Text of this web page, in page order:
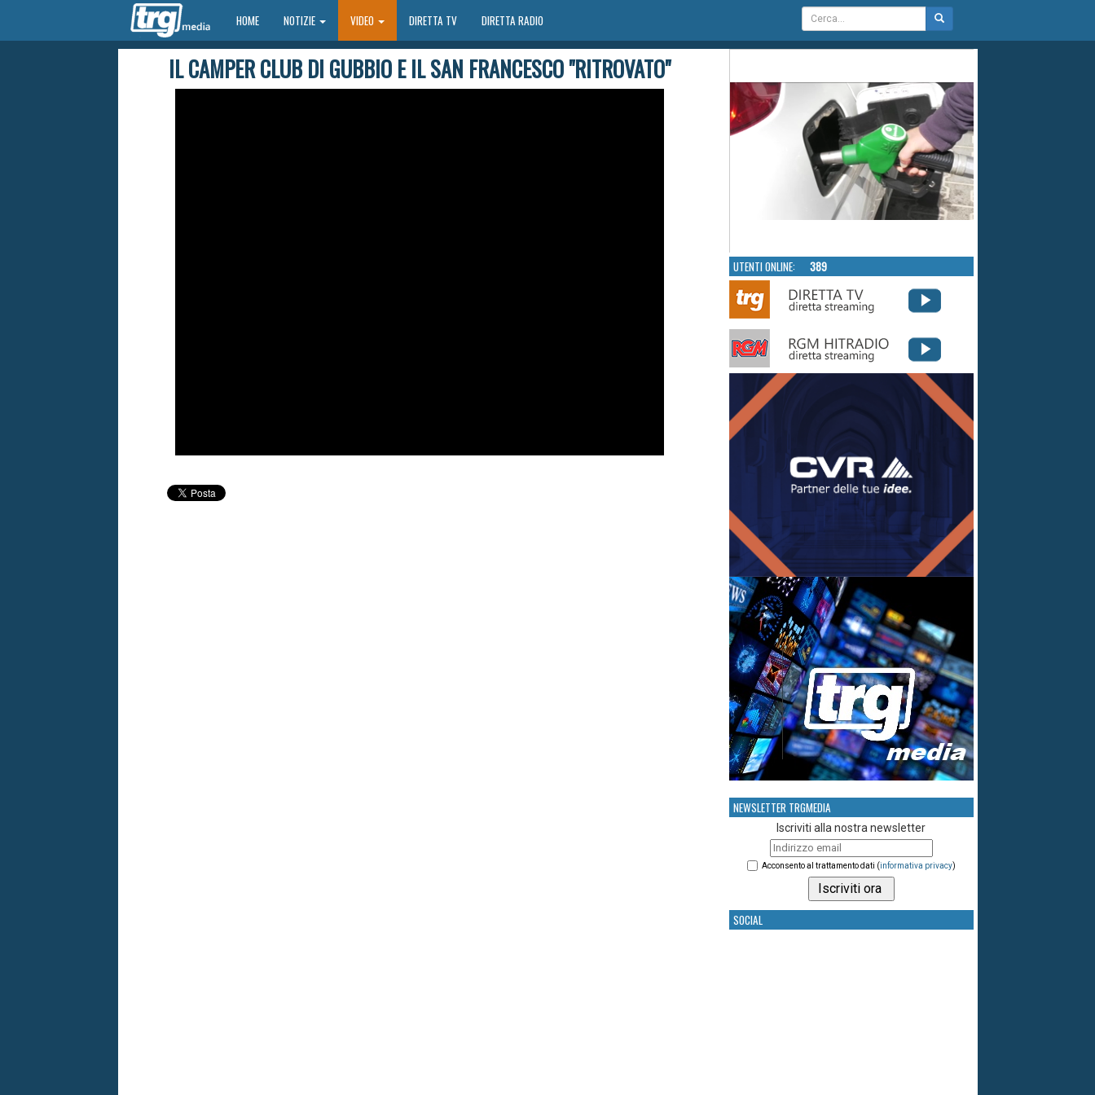
HOMEHOME NOTIZIE VIDEO DIRETTA TV DIRETTA RADIO
IL CAMPER CLUB DI GUBBIO E IL SAN FRANCESCO "RITROVATO"
UTENTI ONLINE: 389
NEWSLETTER TRGMEDIA
Iscriviti alla nostra newsletter
Acconsento al trattamento dati (informativa privacy)
SOCIAL